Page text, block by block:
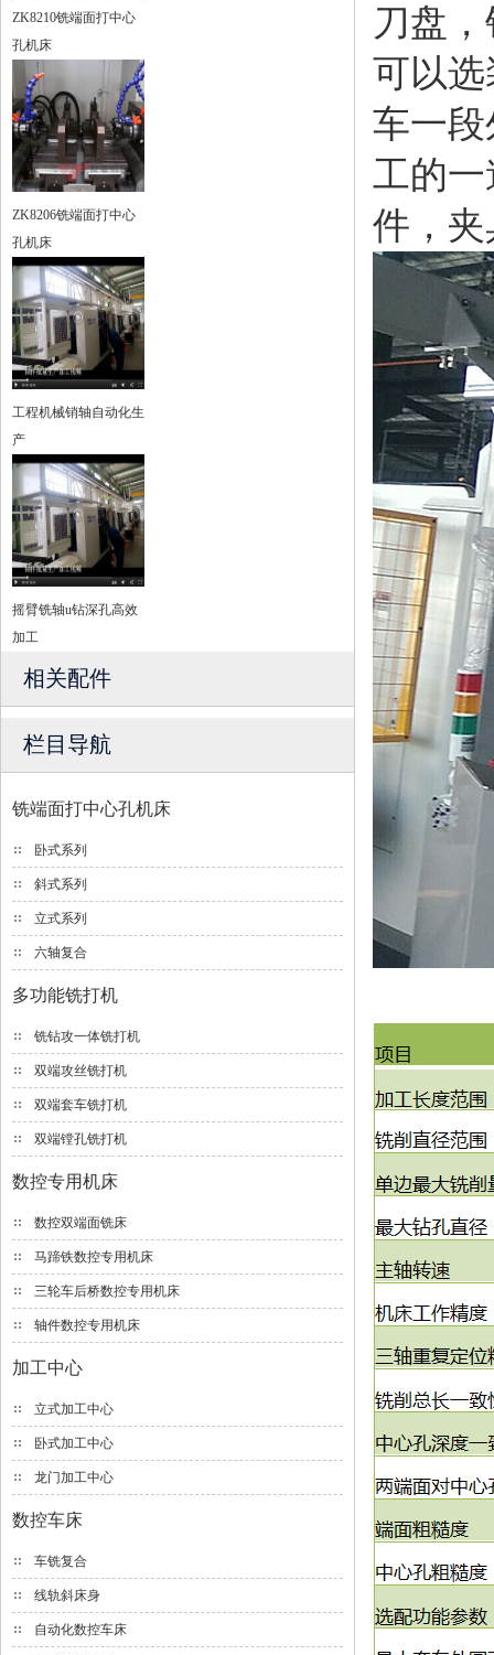
ZK8210铣端面打中心
孔机床
ZK8206铣端面打中心
孔机床
工程机械销轴自动化生
产
摇臂铣轴u钻深孔高效
加工
相关配件
栏目导航
铣端面打中心孔机床
卧式系列
斜式系列
立式系列
六轴复合
多功能铣打机
铣钻攻一体铣打机
双端攻丝铣打机
双端套车铣打机
双端镗孔铣打机
数控专用机床
数控双端面铣床
马蹄铁数控专用机床
三轮车后桥数控专用机床
轴件数控专用机床
加工中心
立式加工中心
卧式加工中心
龙门加工中心
数控车床
车铣复合
线轨斜床身
自动化数控车床
刀盘
可以
车一
工的
件，